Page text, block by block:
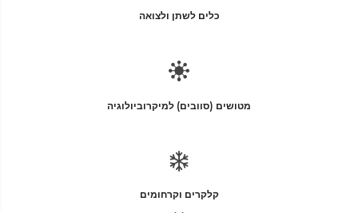
כלים לשתן ולצואה
מטושים (סוובים) למיקרוביולוגיה
קלקרים וקרחומים